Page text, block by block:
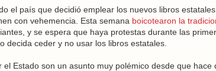
el país que decidió emplear los nuevos libros
con vehemencia. Esta semana boicotearon la
y se espera que haya protestas durante las
decida ceder y no usar los libros estatales.
Estado son un asunto muy polémico desde que hace